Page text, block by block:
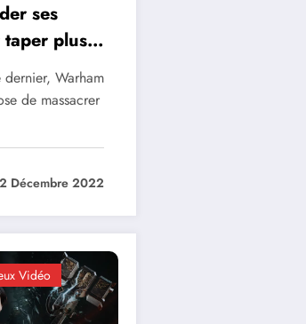
ses
plus
Warham
de massacrer
2 Décembre 2022
Vidéo